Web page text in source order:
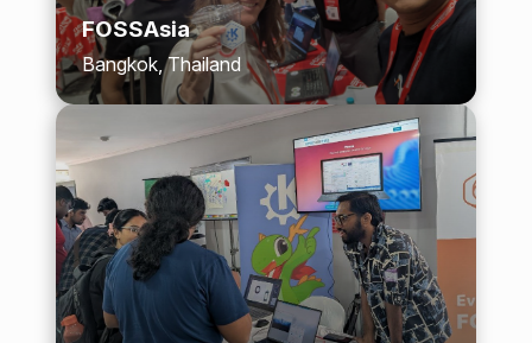
FOSSAsia
Bangkok, Thailand